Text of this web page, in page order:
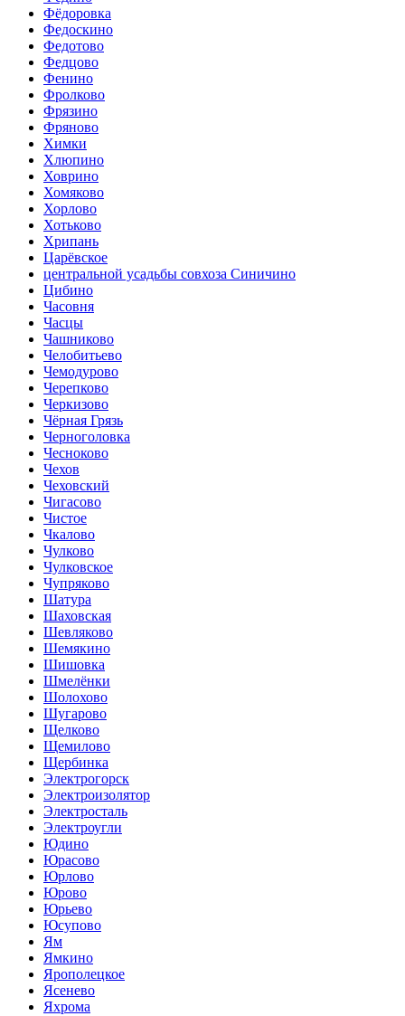
Фёдоровка
Федоскино
Федотово
Федцово
Фенино
Фролково
Фрязино
Фряново
Химки
Хлюпино
Ховрино
Хомяково
Хорлово
Хотьково
Хрипань
Царёвское
центральной усадьбы совхоза Синичино
Цибино
Часовня
Часцы
Чашниково
Челобитьево
Чемодурово
Черепково
Черкизово
Чёрная Грязь
Черноголовка
Чесноково
Чехов
Чеховский
Чигасово
Чистое
Чкалово
Чулково
Чулковское
Чупряково
Шатура
Шаховская
Шевляково
Шемякино
Шишовка
Шмелёнки
Шолохово
Шугарово
Щелково
Щемилово
Щербинка
Электрогорск
Электроизолятор
Электросталь
Электроугли
Юдино
Юрасово
Юрлово
Юрово
Юрьево
Юсупово
Ям
Ямкино
Ярополецкое
Ясенево
Яхрома